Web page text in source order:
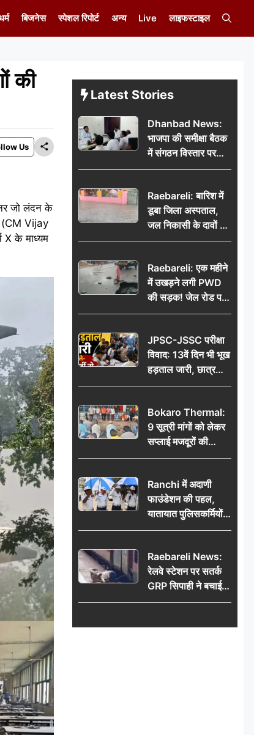
बिजनेस स्पेशल रिपोर्ट अन्य Live लाइफस्टाइल
की
Us
जो लंदन के
(CM Vijay
X के माध्यम
Latest Stories
Dhanbad News:
भाजपा की समीक्षा बैठक
में संगठन विस्तार पर
मंथन, बीडीओ से
जनसमस्याओं का विवरण
Raebareli: बारिश में
डूबा जिला अस्पताल,
जल निकासी के दावों की
खुली पोल
Raebareli: एक महीने
में उखड़ने लगी PWD
की सड़क! जेल रोड पर
गड्ढे ने खोली निर्माण
की उठी मांग
JPSC-JSSC परीक्षा
विवाद: 13वें दिन भी भूख
हड़ताल जारी, छात्र
बोले- जांच नहीं तो
Bokaro Thermal:
9 सूत्री मांगों को लेकर
सप्लाई मजदूरों की
हुंकार, 12 अगस्त के
Ranchi में अदाणी
फाउंडेशन की पहल,
यातायात पुलिसकर्मियों
को वितरित किए गए छाते
Raebareli News:
रेलवे स्टेशन पर सतर्क
GRP सिपाही ने बचाई
महिला की जान, चलती
हादसा टला; घटना